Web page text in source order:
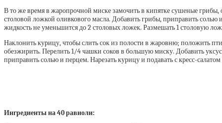
В то же время в жаропрочной миске замочить в кипятке сушеные грибы,
столовой ложкой оливкового масла. Добавить грибы, приправить
жидкость не уменьшится до 2 столовых ложек. Размешать 1 столовую
Наклонить курицу, чтобы слить сок из полости в жаровню; положить
обезжирить. Перелить 1/4 чашки соков в большую миску. Добавить
приправить солью и перцем. Нарезать курицу и подавать с кресс-
Ингредиенты на 40 равиоли: